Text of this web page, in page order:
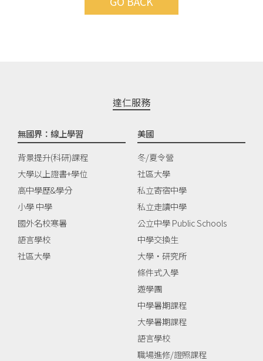
達仁服務
無國界：線上學習
背景提升(科研)課程
大學以上證書+學位
高中學歷&學分
小學 中學
國外名校寒暑
語言學校
社區大學
美國
冬/夏令營
社區大學
私立寄宿中學
私立走讀中學
公立中學 Public Schools
中學交換生
大學‧研究所
條件式入學
遊學團
中學暑期課程
大學暑期課程
語言學校
職場進修/證照課程